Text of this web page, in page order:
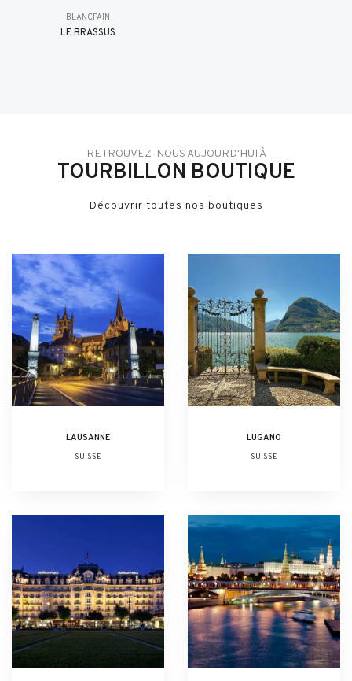
BLANCPAIN
LE BRASSUS
RETROUVEZ-NOUS AUJOURD'HUI À
TOURBILLON BOUTIQUE
Découvrir toutes nos boutiques
LAUSANNE
SUISSE
LUGANO
SUISSE